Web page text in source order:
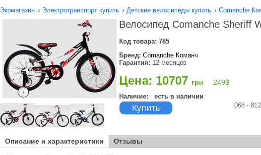
Экомагазин › Электротранспорт купить › Детские велосипеды купить › Comanche
Велосипед Comanche Sheriff
Код товара: 785
Бренд: Comanche Команч
Гарантия: 12 месяцев
Цена: 10707 грн 249$
Наличие: есть в наличии
Купить 068 -
Описание и характеристики Отзывы